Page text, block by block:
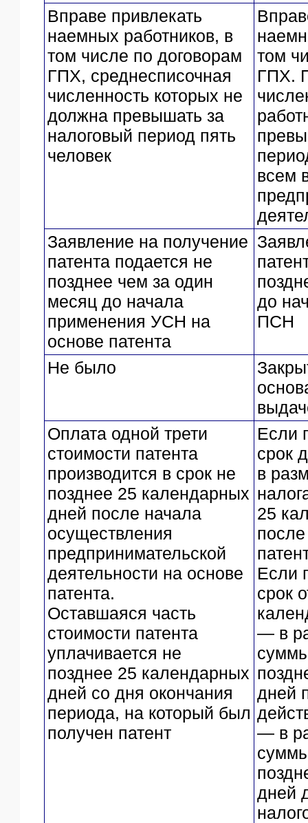
Вправе привлекать
наемных работников, в
том числе по договорам
ГПХ, среднесписочная
численность которых не
должна превышать за
налоговый период пять
человек
том
ГПХ.
всем
Заявление на получение
патента подается не
позднее чем за один
месяц до начала
применения УСН на
основе патента
до
ПСН
Не было
Оплата одной трети
стоимости патента
производится в срок не
позднее 25 календарных
дней после начала
осуществления
предпринимательской
деятельности на основе
патента.
Оставшаяся часть
стоимости патента
уплачивается не
позднее 25 календарных
дней со дня окончания
периода, на который был
получен патент
Если
срок
в
25
Если
срок
— в
дней
— в
дней